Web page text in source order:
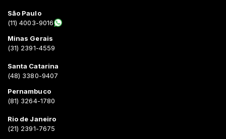
São Paulo
(11) 4003-9016
Minas Gerais
(31) 2391-4559
Santa Catarina
(48) 3380-9407
Pernambuco
(81) 3264-1780
Rio de Janeiro
(21) 2391-7675